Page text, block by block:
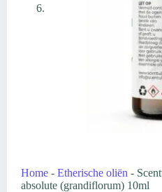
Home - Etherische oliën -
absolute (grandiflorum) 10ml